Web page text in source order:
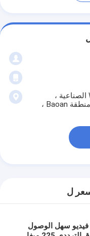
الطابق الثالث ، المبنى B ، منطقة Wenle الصناعية ،
Longzhu Community ، شارع Xixiang ، منطقة Baoan ،
ل
سهل الوصول